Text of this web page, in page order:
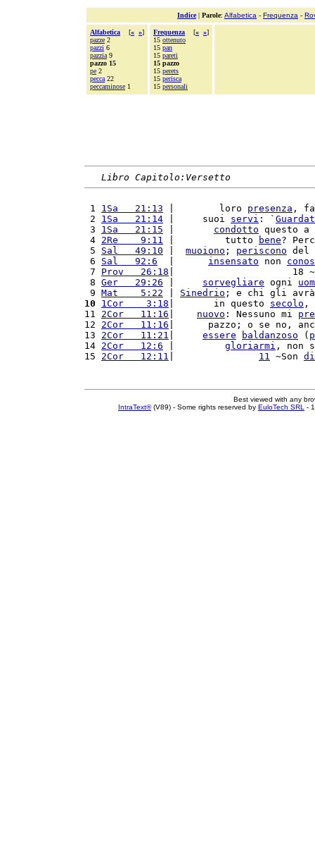
Indice| Parole: Alfabetica - Frequenza -
Alfabetica [« »]
pazze 2
pazzi 6
pazzia 9
pazzo 15
pe 2
pecca 22
peccaminose 1
Frequenza [« »]
15 ottenuto
15 pan
15 pareti
15 pazzo
15 perets
15 perisca
15 personali
Libro Capitolo:Versetto
1 1Sa   21:13 |        loro presenza ,
2 1Sa   21:14 |     suoi servi : `
3 1Sa   21:15 condotto questo
4 2Re    9:11 |         tutto bene?
5 Sal   49:10 muoiono ; periscono del
6 Sal   92:6 insensato non
7 Prov   26:18 |                     18
8 Ger   29:26 sorvegliare ogni
9 Mat    5:22 Sinedrio ; e chi gli
10
1Cor    3:18 |       in questo secolo ,
11 2Cor   11:16 nuovo : Nessuno mi
12 2Cor   11:16 |      pazzo; o se no,
13 2Cor   11:21 essere baldanzoso (
14 2Cor   12:6 gloriarmi , non
15 2Cor   12:11 11 ~Son
Best viewed with any
IntraText®(V89) - Some rights reserved by EuloTech SRL -